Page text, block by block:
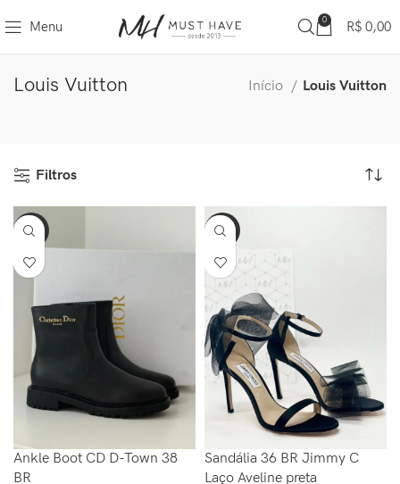
Menu 0 R$ 0,00
Louis Vuitton Início Louis Vuitton
Filtros
-47%
Ankle Boot CD D-Town 38
BR
-61%
Sandália 36 BR Jimmy C
Laço Aveline preta